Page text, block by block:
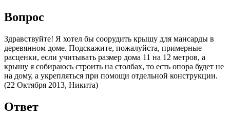
Вопрос
Здравствуйте! Я хотел бы соорудить крышу для мансарды в
деревянном доме. Подскажите, пожалуйста, примерные
расценки, если учитывать размер дома 11 на 12 метров, а
крышу я собираюсь строить на столбах, то есть опора будет не
на дому, а укрепляться при помощи отдельной конструкции.
(22 Октября 2013, Никита)
Ответ